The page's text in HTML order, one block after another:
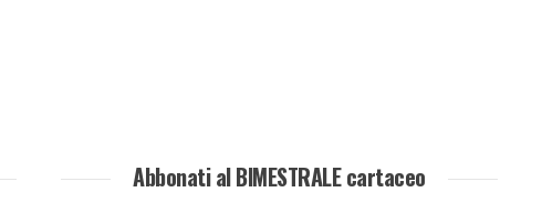
Abbonati al BIMESTRALE cartaceo